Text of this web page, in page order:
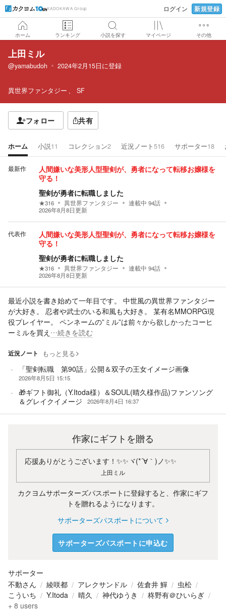
KADOKAWA Group ログイン 新規登録
ホーム ランキング 小説を探す マイページ その他
上田ミル
@yamabudoh 2024年2月15日に登録
異世界ファンタジー SF
フォロー 共有
ホーム 小説11 コレクション2 近況ノート 516 サポーター18
最新作
人間嫌いな美形人型聖剣が、勇者になって転移お嬢様を
守る！
聖剣が勇者に転職しました
★316 異世界ファンタジー 連載中 94話
2026年8月8日更新
代表作
人間嫌いな美形人型聖剣が、勇者になって転移お嬢様を
守る！
聖剣が勇者に転職しました
★316 異世界ファンタジー 連載中 94話
2026年8月8日更新
最近小説を書き始めて一年目です。 中世風の異世界ファンタジー
が大好き。 忍者や武士のいる和風も大好き。 某有名MMORPG現
役プレイヤー。 ペンネームの”ミル”は前々から欲しかったコーヒ
ーミルを買え …続きを読む
近況ノート もっと見る
「聖剣転職 第90話」公開＆双子の王女イメージ画像
2026年8月5日 15:15
🎁ギフト御礼（Y.Itoda様）＆SOUL(晴久様作品)ファンソング
＆グレイクイメージ
2026年8月4日 16:37
作家にギフトを贈る
応援ありがとうございます！✨✨ヾ(*´∀｀)ノ✨✨
上田ミル
カクヨムサポーターズパスポートに登録すると、作家にギフ
トを贈れるようになります。
サポーターズパスポートについて
サポーターズパスポートに申込む
サポーター
不動さん
綾咲都 アレクサンドル 佐倉井 鱓
虫松
こういち
Y.Itoda 晴久 神代ゆうき
柊野有＠ひいらぎ
+ 8 users